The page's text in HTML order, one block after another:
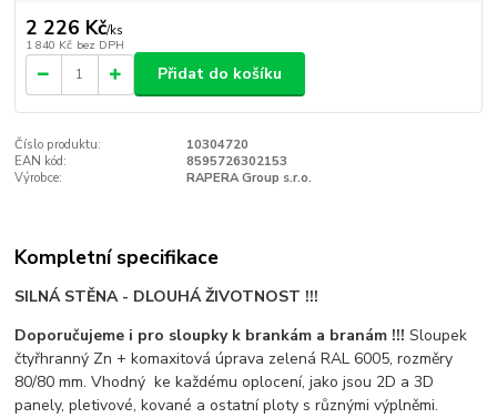
2 226 Kč/ks
1 840 Kč bez DPH
Přidat do košíku
Číslo produktu:
10304720
EAN kód:
8595726302153
Výrobce:
RAPERA Group s.r.o.
Kompletní specifikace
SILNÁ STĚNA - DLOUHÁ ŽIVOTNOST !!!
Doporučujeme i pro sloupky k brankám a branám !!!Sloupek
čtyřhranný Zn + komaxitová úprava zelená RAL 6005, rozměry
80/80 mm. Vhodný ke každému oplocení, jako jsou 2D a 3D
panely, pletivové, kované a ostatní ploty s různými výplněmi.